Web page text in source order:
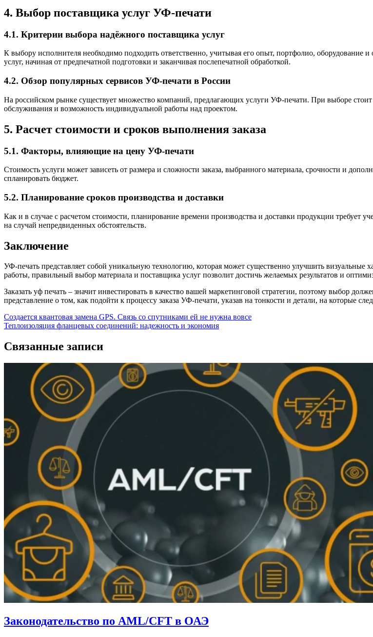
4. Выбор поставщика услуг УФ-печати
4.1. Критерии выбора надёжного поставщика услуг
К выбору исполнителя необходимо подходить ответственно, учитывая его опыт, портфолио,
услуг, начиная от предпечатной подготовки и заканчивая послепечатной обработкой.
4.2. Обзор популярных сервисов УФ-печати в России
На российском рынке существует множество компаний, предлагающих услуги УФ-печати. При выборе
обслуживания и возможность индивидуальной работы над проектом.
5. Расчет стоимости и сроков выполнения заказа
5.1. Факторы, влияющие на цену УФ-печати
Стоимость услуги может зависеть от размера и сложности заказа, выбранного материала, срочности и
спланировать бюджет.
5.2. Планирование сроков производства и доставки
Как и в случае с расчетом стоимости, планирование времени производства и доставки продукции требует
на случай непредвиденных обстоятельств.
Заключение
УФ-печать представляет собой уникальную технологию, которая может существенно улучшить
работы, правильный выбор материала и поставщика услуг позволит достичь желаемых результатов и
Заказать уф печать – значит инвестировать в качество вашей маркетинговой стратегии, поэтому выбор
представление о том, как подойти к процессу заказа УФ-печати, указав на тонкости и детали, на которые
Навигация
по
записям
Создается квантовая замена GPS. Связь со спутниками ей не нужна вовсе
Теплоизоляция фланцевых соединений: надежность и экономия
Связанные записи
Законодательство по AML/CFT в ОАЭ